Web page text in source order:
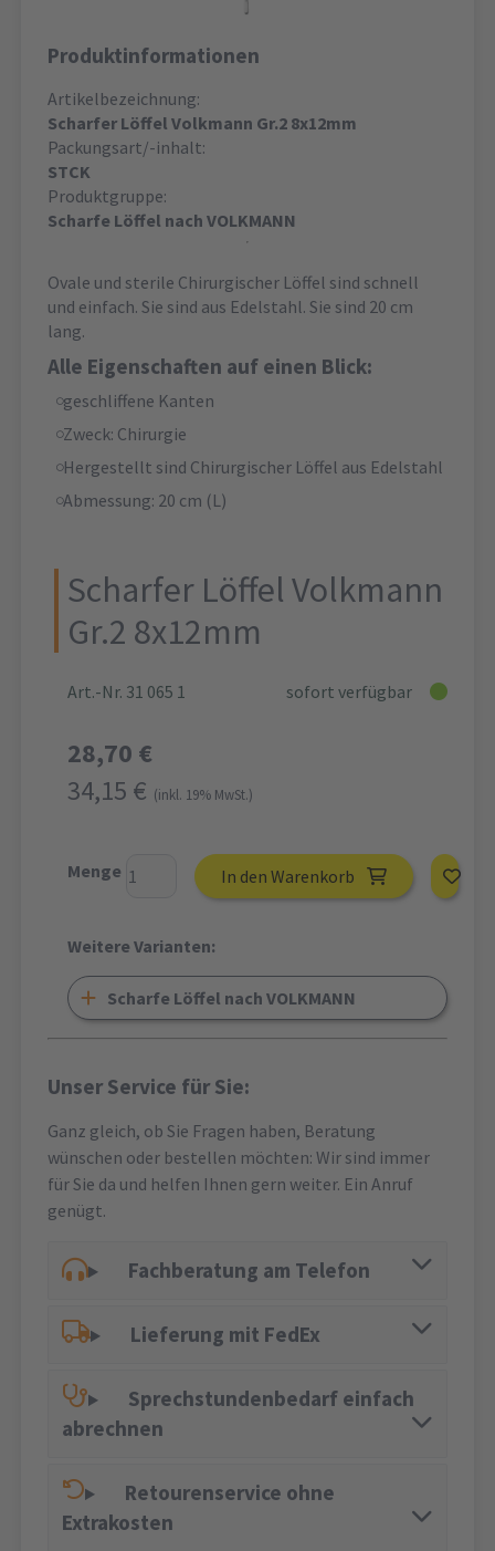
Produktinformationen
Artikelbezeichnung:
Scharfer Löffel Volkmann Gr.2 8x12mm
Packungsart/-inhalt:
STCK
Produktgruppe:
Scharfe Löffel nach VOLKMANN
Ovale und sterile Chirurgischer Löffel sind schnell
und einfach. Sie sind aus Edelstahl. Sie sind 20 cm
lang.
Alle Eigenschaften auf einen Blick:
geschliffene Kanten
Zweck: Chirurgie
Hergestellt sind Chirurgischer Löffel aus Edelstahl
Abmessung: 20 cm (L)
Scharfer Löffel Volkmann
Gr.2 8x12mm
Art.-Nr. 31 065 1 sofort verfügbar
28,70 €
34,15 € (inkl. 19% MwSt.)
Menge In den Warenkorb
Weitere Varianten:
Scharfe Löffel nach VOLKMANN
Unser Service für Sie:
Ganz gleich, ob Sie Fragen haben, Beratung
wünschen oder bestellen möchten: Wir sind immer
für Sie da und helfen Ihnen gern weiter. Ein Anruf
genügt.
Fachberatung am Telefon
Lieferung mit FedEx
Sprechstundenbedarf einfach
abrechnen
Retourenservice ohne
Extrakosten